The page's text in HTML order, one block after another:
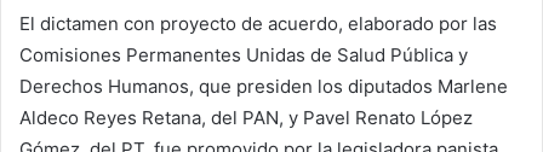
El dictamen con proyecto de acuerdo, elaborado por las
Comisiones Permanentes Unidas de Salud Pública y
Derechos Humanos, que presiden los diputados Marlene
Aldeco Reyes Retana, del PAN, y Pavel Renato López